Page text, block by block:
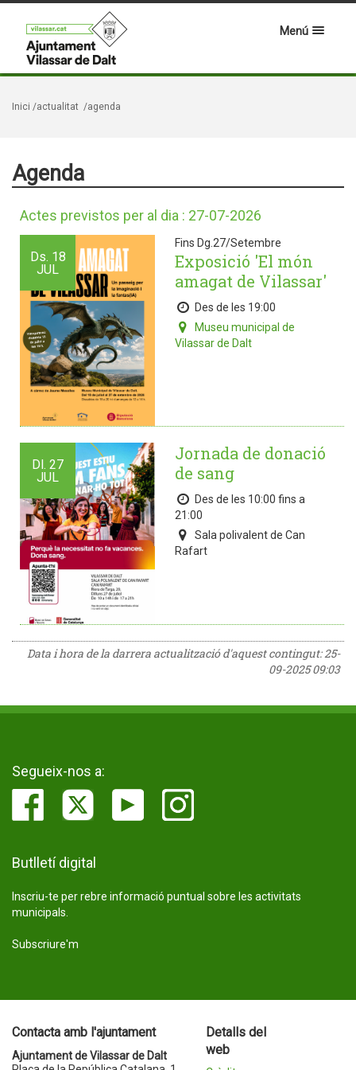
Menú
Inici /actualitat /agenda
Agenda
Actes previstos per al dia : 27-07-2026
Ds. 18
JUL
Fins Dg.27/Setembre
Exposició 'El món
amagat de Vilassar'
Des de les 19:00
Museu municipal de
Vilassar de Dalt
Dl. 27
JUL
Jornada de donació
de sang
Des de les 10:00 fins a
21:00
Sala polivalent de Can
Rafart
Data i hora de la darrera actualització d'aquest contingut:25-
09-2025 09:03
Segueix-nos a:
Butlletí digital
Inscriu-te per rebre informació puntual sobre les activitats
municipals.
Subscriure'm
Contacta amb l'ajuntament
Ajuntament de Vilassar de Dalt
Detalls del
web